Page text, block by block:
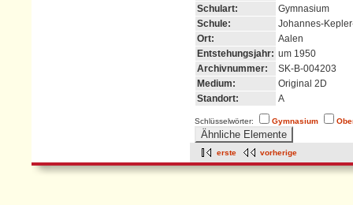
Schulart:
Gymnasium
Schule:
Johannes-
Ort:
Aalen
Entstehungsjahr: um 1950
Archivnummer:
SK-B-004203
Medium:
Original 2D
Standort:
A
Schlüsselwörter: Gymnasium
erste vorherige